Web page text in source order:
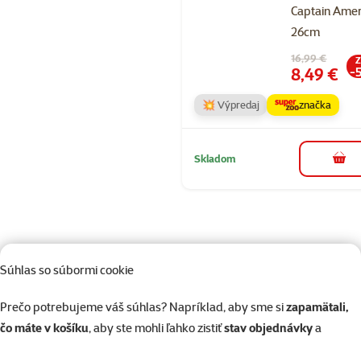
Súhlas so súbormi cookie
Prečo potrebujeme váš súhlas? Napríklad, aby sme sizapamätali,
čo máte v košíku, aby ste mohli ľahko zistiťstav objednávkya
Captain
26cm
Pôvodná cena
16,99 €
Cena
8,49 € -
💥 Výpredaj značka
Skladom do
Naši odborníci v predajni sú vám vždy k dispozícii, aby vám